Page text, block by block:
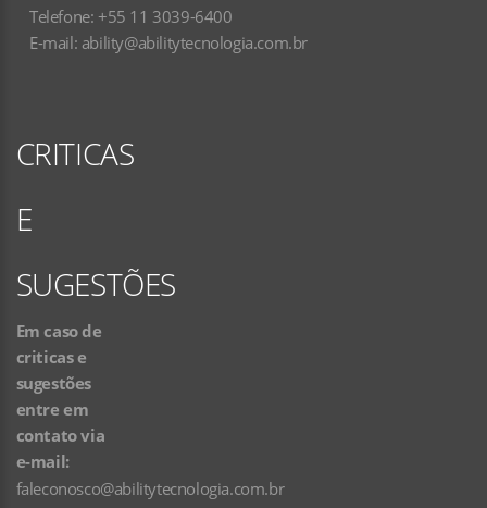
Telefone: +55 11 3039-6400
E-mail: ability@abilitytecnologia.com.br
CRITICAS
E
SUGESTÕES
Em caso de
criticas e
sugestões
entre em
contato via
e-mail:
faleconosco@abilitytecnologia.com.br